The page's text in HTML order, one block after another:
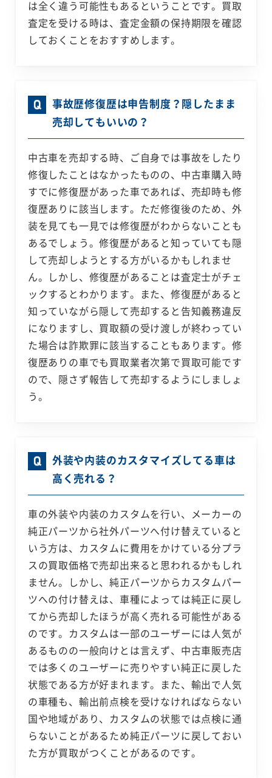
は全く違う可能性もあるということです。買取
査定を受ける時は、査定金額の保持期限を確認
しておくことをおすすめします。
事故歴修復歴は申告制度？隠したまま
売却してもいいの？
中古車を売却する時、ご自身では事故をしたり
修復したことはなかったものの、中古車購入時
すでに修復歴があった車であれば、売却時も修
復歴ありに該当します。ただ修復後のため、外
装を見ても一見では修復歴がわからないことも
あるでしょう。修復歴があると知っていても隠
して売却しようとする方がいるかもしれませ
ん。しかし、修復歴があることは査定士がチェ
ックするとわかります。また、修復歴があると
知っていながら隠して売却すると告知義務違反
になりますし、買取額の受け渡しが終わってい
た場合は詐欺罪に該当することもあります。修
復歴ありの車でも買取業者次第で買取可能です
ので、隠さず報告して売却するようにしましょ
う。
外装や内装のカスタマイズしてる車は
高く売れる？
車の外装や内装のカスタムを行い、メーカーの
純正パーツから社外パーツへ付け替えていると
いう方は、カスタムに費用をかけている分プラ
スの買取価格で売却出来ると思われるかもしれ
ません。しかし、純正パーツからカスタムパー
ツへの付け替えは、車種によっては純正に戻し
てから売却したほうが高く売れる可能性がある
のです。カスタムは一部のユーザーには人気が
あるものの一般向けとは言えず、中古車販売店
では多くのユーザーに売りやすい純正に戻した
状態である方が好まれます。また、輸出で人気
の車種も、輸出前点検を受けなければならない
国や地域があり、カスタムの状態では点検に通
らないことがあるため純正パーツに戻しておい
た方が買取がつくことがあるのです。